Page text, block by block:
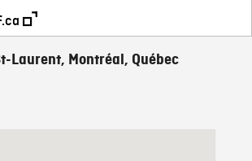
Laurent, Montréal, Québec